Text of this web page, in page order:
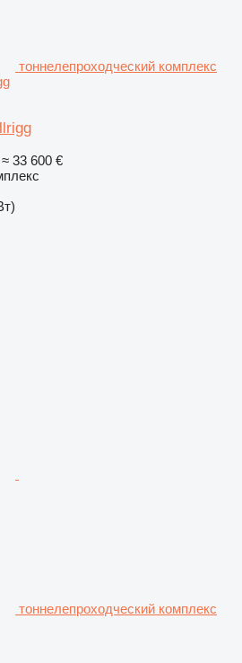
тоннелепроходческий комплекс
≈ 33 600 €
тоннелепроходческий комплекс